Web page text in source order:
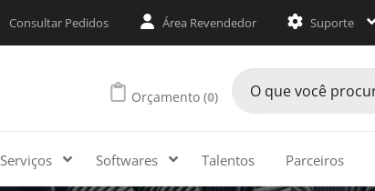
Consultar Pedidos Área Revendedor Suporte
Orçamento (0)
Serviços Softwares Talentos Parceiros